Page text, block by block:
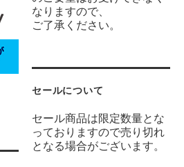
なりますので、
ご了承ください。
セールについて
セール商品は限定数量とな
っておりますので売り切れ
となる場合がございます。